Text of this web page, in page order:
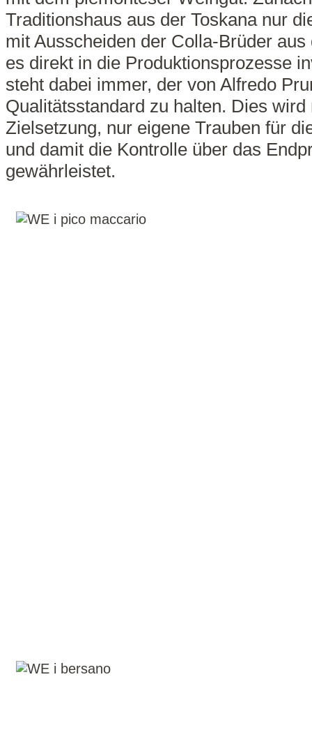
Traditionshaus aus der Toskana nur
mit Ausscheiden der Colla-Brüder
es direkt in die Produktionsprozesse
steht dabei immer, der von Alfredo
Qualitätsstandard zu halten. Dies
Zielsetzung, nur eigene Trauben für
und damit die Kontrolle über das
gewährleistet.